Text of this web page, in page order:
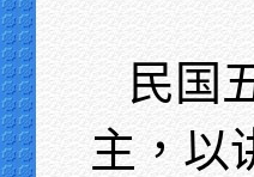
民国
主，以